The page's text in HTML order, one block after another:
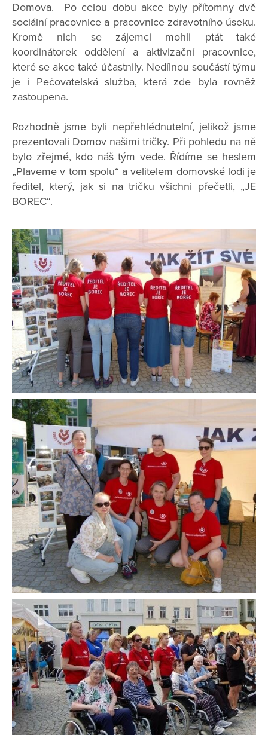
Domova. Po celou dobu akce byly přítomny dvě
sociální pracovnice a pracovnice zdravotního úseku.
Kromě nich se zájemci mohli ptát také
koordinátorek oddělení a aktivizační pracovnice,
které se akce také účastnily. Nedílnou součástí týmu
je i Pečovatelská služba, která zde byla rovněž
zastoupena.
Rozhodně jsme byli nepřehlédnutelní, jelikož jsme
prezentovali Domov našimi tričky. Při pohledu na ně
bylo zřejmé, kdo náš tým vede. Řídíme se heslem
„Plaveme v tom spolu“ a velitelem domovské lodi je
ředitel, který, jak si na tričku všichni přečetli, „JE
BOREC“.